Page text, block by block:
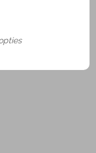
we van je
de herkenbare
geest van diens
heel erg prettig